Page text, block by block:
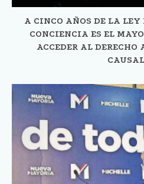
A CINCO AÑOS DE LA
CONCIENCIA ES EL
ACCEDER AL DERECHO